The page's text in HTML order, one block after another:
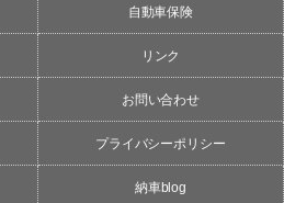
自動車保険
リンク
お問い合わせ
プライバシーポリシー
納車blog